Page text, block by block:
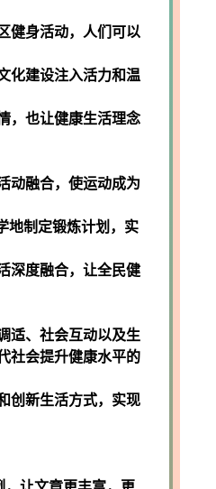
健身活动，人们可以
化建设注入活力和温
，也让健康生活理念
动融合，使运动成为
地制定锻炼计划，实
深度融合，让全民健
适、社会互动以及生
社会提升健康水平的
创新生活方式，实现